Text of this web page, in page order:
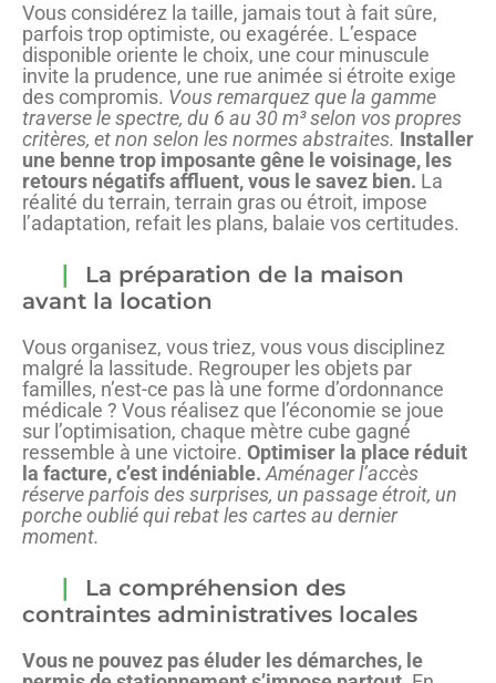
Vous considérez la taille, jamais tout à fait sûre,
parfois trop optimiste, ou exagérée. L’espace
disponible oriente le choix, une cour minuscule
invite la prudence, une rue animée si étroite exige
des compromis. Vous remarquez que la gamme
traverse le spectre, du 6 au 30 m³ selon vos propres
critères, et non selon les normes abstraites. Installer
une benne trop imposante gêne le voisinage, les
retours négatifs affluent, vous le savez bien. La
réalité du terrain, terrain gras ou étroit, impose
l’adaptation, refait les plans, balaie vos certitudes.
La préparation de la maison
avant la location
Vous organisez, vous triez, vous vous disciplinez
malgré la lassitude. Regrouper les objets par
familles, n’est-ce pas là une forme d’ordonnance
médicale ? Vous réalisez que l’économie se joue
sur l’optimisation, chaque mètre cube gagné
ressemble à une victoire. Optimiser la place réduit
la facture, c’est indéniable. Aménager l’accès
réserve parfois des surprises, un passage étroit, un
porche oublié qui rebat les cartes au dernier
moment.
La compréhension des
contraintes administratives locales
Vous ne pouvez pas éluder les démarches, le